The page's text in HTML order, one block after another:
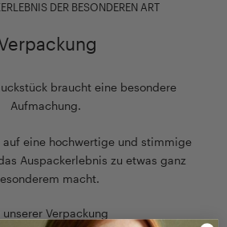
DER BESONDEREN ART
braucht eine besondere
Aufmachung.
auf eine hochwertige und stimmige
Auspackerlebnis zu etwas ganz
macht.
unserer Verpackung